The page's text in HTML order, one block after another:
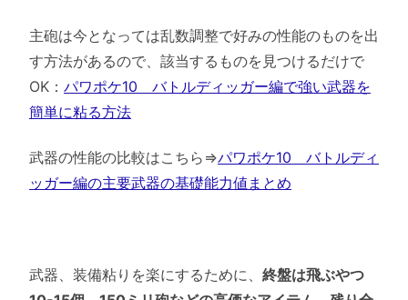
主砲は今となっては乱数調整で好みの性能のものを出
す方法があるので、該当するものを見つけるだけで
OK： パワポケ10 バトルディッガー編で強い武器を
簡単に粘る方法
武器の性能の比較はこちら⇒パワポケ10 バトルディ
ッガー編の主要武器の基礎能力値まとめ
武器、装備粘りを楽にするために、 終盤は飛ぶやつ